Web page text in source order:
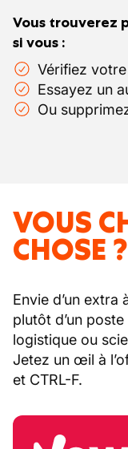
Vous trouverez
si vous :
Vérifiez
Essayez un
Ou
VOUS
CHOSE ?
Envie d’un
plutôt d’un
logistique ou
Jetez un œil à
et CTRL-F.